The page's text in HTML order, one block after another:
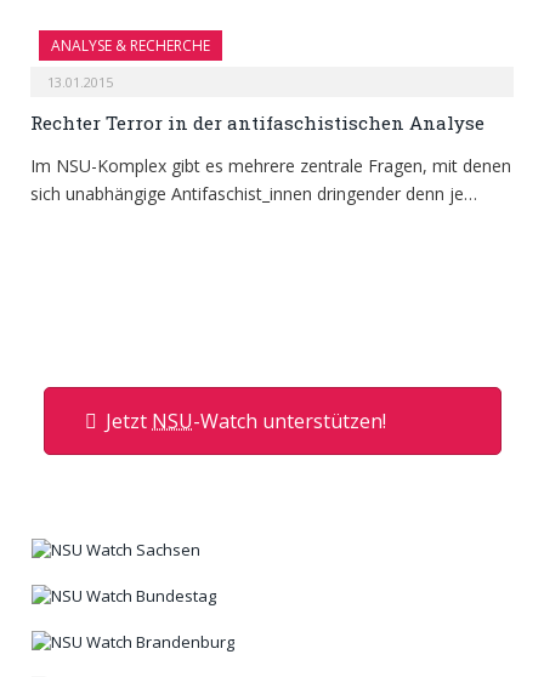
ANALYSE & RECHERCHE
13.01.2015
Rechter Terror in der antifaschistischen Analyse
Im NSU-Komplex gibt es mehrere zentrale Fragen, mit denen
sich unabhängige Antifaschist_innen dringender denn je…
Jetzt NSU-Watch unterstützen!